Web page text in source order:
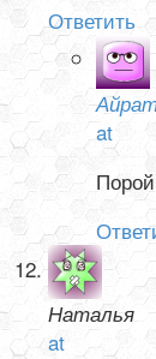
Ответить
at
Наталья
at